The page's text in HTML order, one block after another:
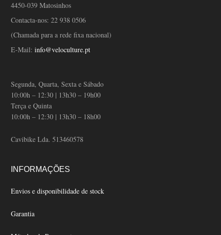
4450-039 Matosinhos
Contacta-nos:22 938 0506
(Chamada para a rede fixa nacional)
E-Mail:info@veloculture.pt
Segunda, Quarta, Sexta e Sábado
10:00h – 12:30 | 13h30 – 19h00
Terça e Quinta
10:00h – 12:30 | 13h30 – 18h00
Cavibike Lda. 513460578
INFORMAÇÕES
Envios e disponibilidade de stock
Garantia